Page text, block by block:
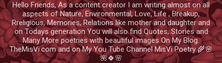
Hello Friends, As a content creator I am writing almost on all
aspects of Nature, Environmental, Love, Life , Breakup,
Rreligious, Memories, Relations like mother and daughter and
on Todays generation You will also find Quotes, Stories and
Many More poetries with beautiful images On My Blog.
TheMisVi.com and on My You Tube Channel MisVi Poetry 🌾🌸
🌺🍀🌸